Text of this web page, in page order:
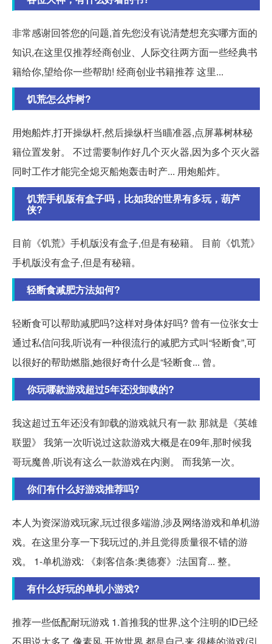
非常感谢回答您的问题,首先您没有说清楚想充实哪方面的
知识,在这里仅推荐经商创业、人际交往两方面一些经典书
籍给你,望给你一些帮助! 经商创业书籍推荐 这里...
饥荒怎么炸树?
用炮船炸,打开操纵杆,然后操纵杆当瞄准器,点屏幕树林秘
籍位置发射。 不过需要制作好几个灭火器,因为多个灭火器
同时工作才能完全熄灭船炮轰击时产... 用炮船炸。
饥荒手机版有盒子吗，比如我的世界有多玩，葫芦
侠?
目前《饥荒》手机版没有盒子,但是有秘籍。 目前《饥荒》
手机版没有盒子,但是有秘籍。
轻断食减肥方法如何?
轻断食可以帮助减肥吗?这样对身体好吗? 曾有一位张女士
通过私信问我,听说有一种很流行的减肥方式叫“轻断食”,可
以很好的帮助燃脂,她很好奇什么是“轻断食... 曾。
你玩哪款游戏超过5年还没卸载的?
我这超过五年还没有卸载的游戏就只有一款 那就是《英雄
联盟》 我第一次听说过这款游戏大概是在09年,那时候我
哥玩魔兽,听说有这么一款游戏在内测。 而我第一次。
你们有什么好游戏推荐吗?
本人为资深游戏玩家,玩过很多端游,涉及网络游戏和单机游
戏。在这里分享一下我玩过的,并且觉得质量很不错的游
戏。 1-单机游戏: 《刺客信条:奥德赛》:法国育... 整。
有什么好玩的单机小游戏?
推荐一些低配耐玩游戏 1.首推我的世界,这个注明的ID已经
不用说太多了,像素风,开放世界,都是自己来,很棒的游戏(引